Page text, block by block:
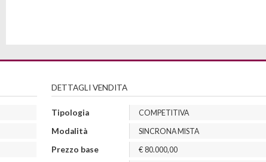
DETTAGLI VENDITA
Tipologia COMPETITIVA
Modalità SINCRONA MISTA
Prezzo base € 80.000,00